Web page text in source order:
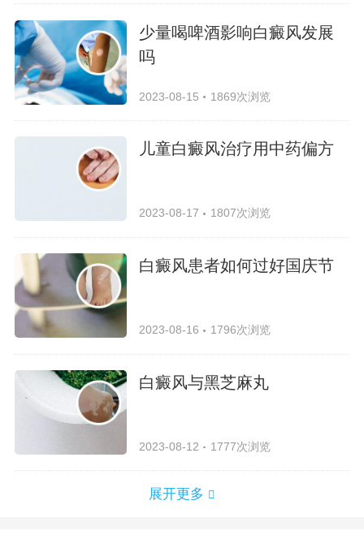
少量喝啤酒影响白癜风发展
吗
2023-08-15 1869次浏览
儿童白癜风治疗用中药偏方
2023-08-17 1807次浏览
白癜风患者如何过好国庆节
2023-08-16 1796次浏览
白癜风与黑芝麻丸
2023-08-12 1777次浏览
展开更多